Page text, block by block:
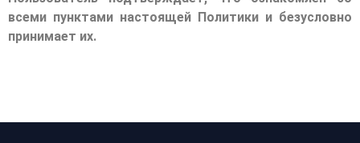
всеми пунктами настоящей Политики и безусловно
принимает их.